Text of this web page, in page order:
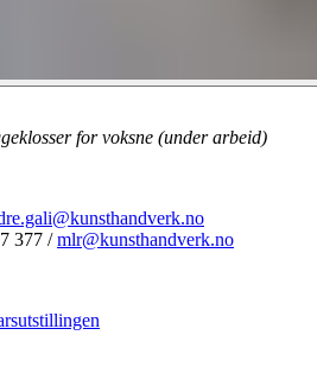
for voksne (under arbeid)
377 /mlr@kunsthandverk.no